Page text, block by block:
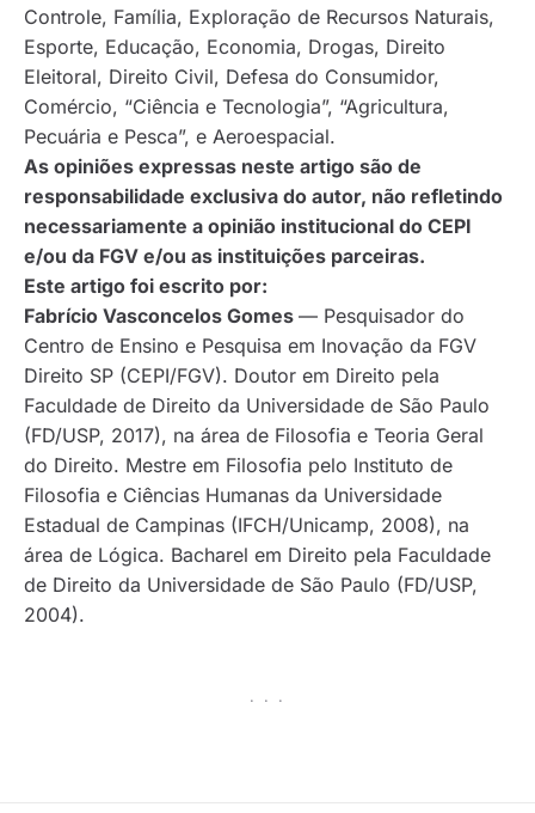
Controle, Família, Exploração de Recursos Naturais,
Esporte, Educação, Economia, Drogas, Direito
Eleitoral, Direito Civil, Defesa do Consumidor,
Comércio, “Ciência e Tecnologia”, “Agricultura,
Pecuária e Pesca”, e Aeroespacial.
As opiniões expressas neste artigo são de
responsabilidade exclusiva do autor, não refletindo
necessariamente a opinião institucional do CEPI
e/ou da FGV e/ou as instituições parceiras.
Este artigo foi escrito por:
Fabrício Vasconcelos Gomes — Pesquisador do
Centro de Ensino e Pesquisa em Inovação da FGV
Direito SP (CEPI/FGV). Doutor em Direito pela
Faculdade de Direito da Universidade de São Paulo
(FD/USP, 2017), na área de Filosofia e Teoria Geral
do Direito. Mestre em Filosofia pelo Instituto de
Filosofia e Ciências Humanas da Universidade
Estadual de Campinas (IFCH/Unicamp, 2008), na
área de Lógica. Bacharel em Direito pela Faculdade
de Direito da Universidade de São Paulo (FD/USP,
2004).
· · ·